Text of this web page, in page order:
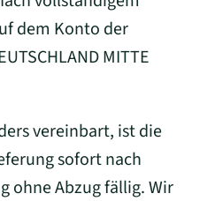
dem Konto der
MITTE
vereinbart, ist die
sofort nach
ohne Abzug fällig. Wir